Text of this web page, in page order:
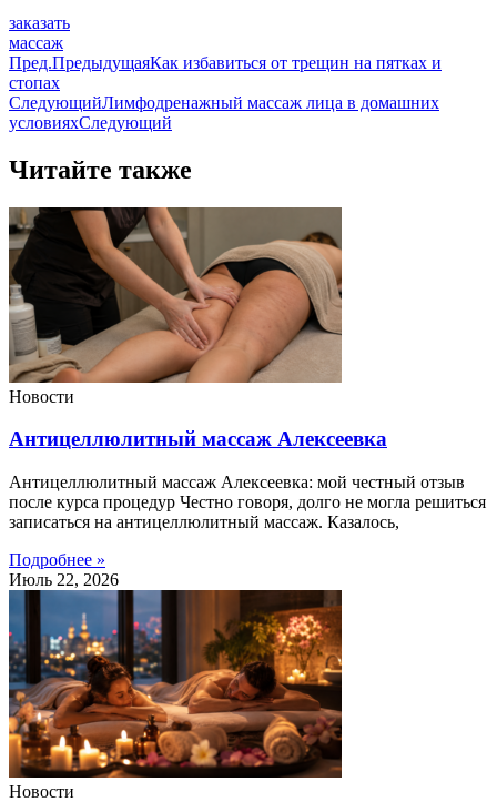
заказать
массаж
Пред.ПредыдущаяКак избавиться от трещин на пятках и
стопах
СледующийЛимфодренажный массаж лица в домашних
условияхСледующий
Читайте также
Новости
Антицеллюлитный массаж Алексеевка
Антицеллюлитный массаж Алексеевка: мой честный отзыв
после курса процедур Честно говоря, долго не могла решиться
записаться на антицеллюлитный массаж. Казалось,
Подробнее »
Июль 22, 2026
Новости